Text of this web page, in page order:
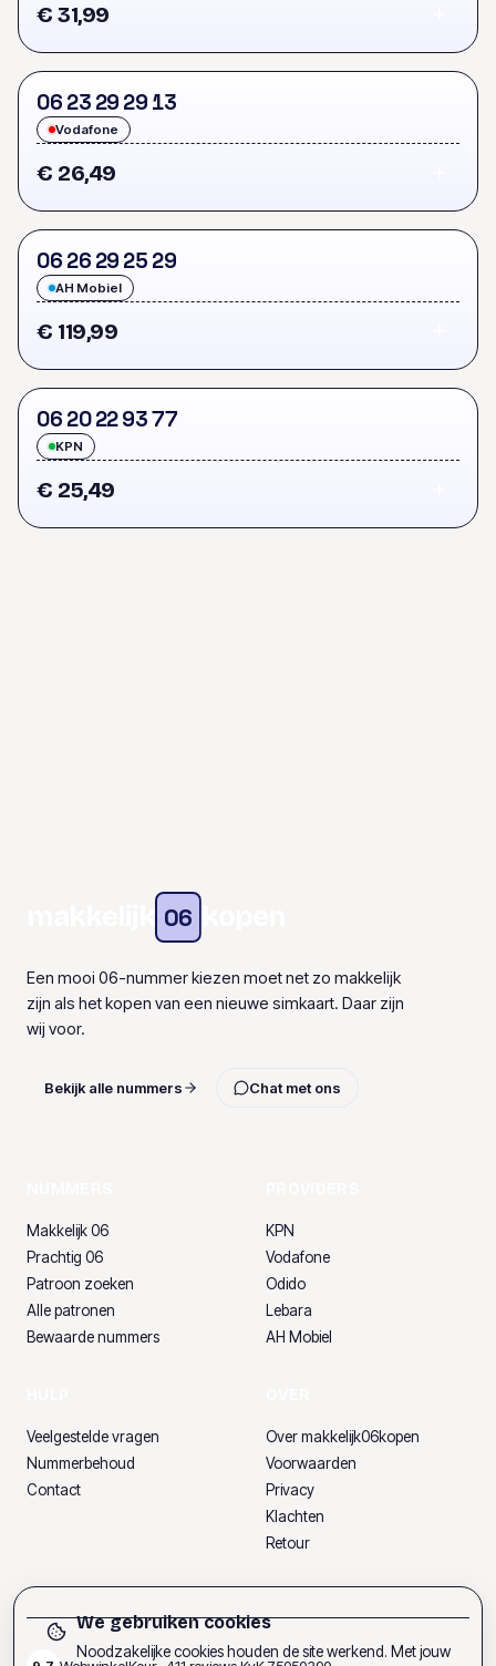
€ 31,99
06 23 29 29 13
Vodafone
€ 26,49
06 26 29 25 29
AH Mobiel
€ 119,99
06 20229377
KPN
€ 25,49
06
Een mooi 06-nummer kiezen moet net zo makkelijk
zijn als het kopen van een nieuwe simkaart. Daar zijn
wij voor.
Bekijk alle nummers Chat met ons
Makkelijk 06
Prachtig 06
Patroon zoeken
Alle patronen
Bewaarde nummers
KPN
Vodafone
Odido
Lebara
AH Mobiel
Veelgestelde vragen
Nummerbehoud
Contact
Over makkelijk06kopen
Voorwaarden
Privacy
Klachten
Retour
We gebruiken cookies
Noodzakelijke cookies houden de site werkend. Met jouw